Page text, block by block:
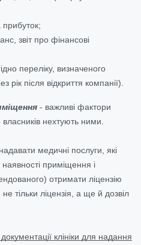
прибуток;
звіт про фінансові
переліку, визначеного
рік після відкриття компанії).
- важливі фактори
нехтують ними.
медичні послуги, які
приміщення і
отримати ліцензію
тільки ліцензія, а ще й дозвіл
клініки для надання